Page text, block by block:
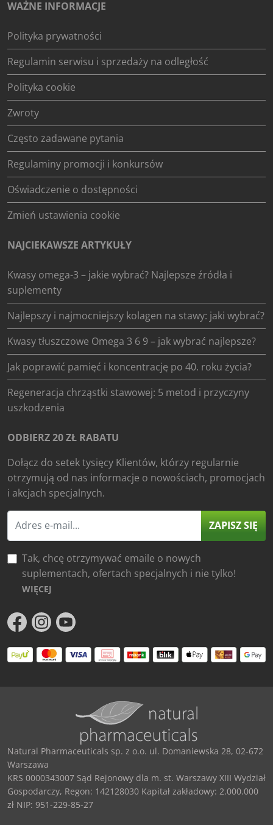
WAŻNE INFORMACJE
Polityka prywatności
Regulamin serwisu i sprzedaży na odległość
Polityka cookie
Zwroty
Często zadawane pytania
Regulaminy promocji i konkursów
Oświadczenie o dostępności
Zmień ustawienia cookie
NAJCIEKAWSZE ARTYKUŁY
Kwasy omega-3 – jakie wybrać? Najlepsze źródła i
suplementy
Najlepszy i najmocniejszy kolagen na stawy: jaki wybrać?
Kwasy tłuszczowe Omega 3 6 9 – jak wybrać najlepsze?
Jak poprawić pamięć i koncentrację po 40. roku życia?
Regeneracja chrząstki stawowej: 5 metod i przyczyny
uszkodzenia
ODBIERZ 20 ZŁ RABATU
Dołącz do setek tysięcy Klientów, którzy regularnie
otrzymują od nas informacje o nowościach, promocjach
i akcjach specjalnych.
ZAPISZ SIĘ
Tak, chcę otrzymywać emaile o nowych
suplementach, ofertach specjalnych i nie tylko!
WIĘCEJ
Natural Pharmaceuticals sp. z o.o. ul. Domaniewska 28, 02-672
Warszawa
KRS 0000343007 Sąd Rejonowy dla m. st. Warszawy XIII Wydział
Gospodarczy, Regon: 142128030 Kapitał zakładowy: 2.000.000
zł NIP: 951-229-85-27